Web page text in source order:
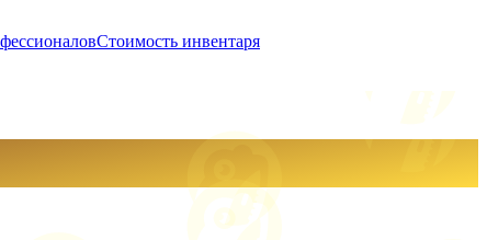
Стоимость инвентаря